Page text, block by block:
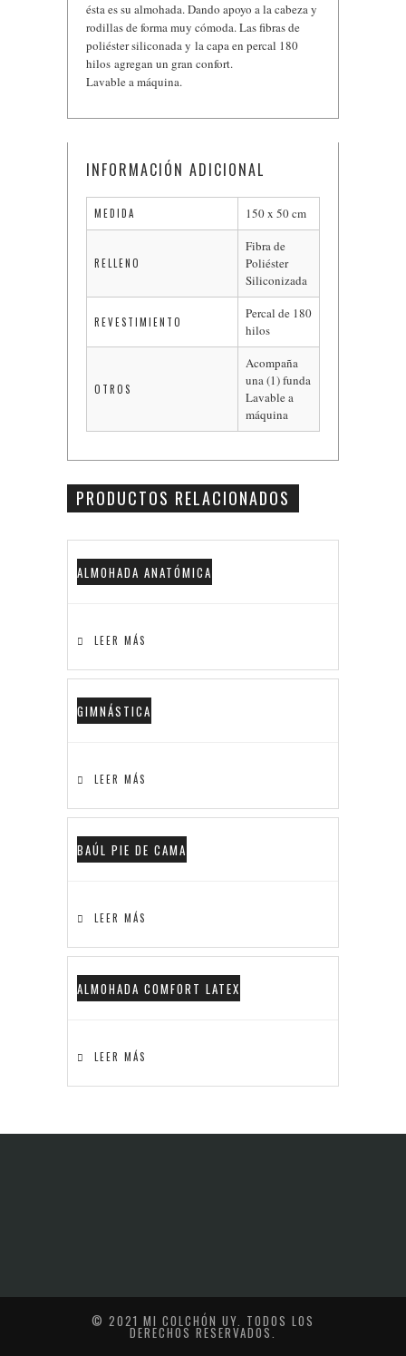
ésta es su almohada. Dando apoyo a la cabeza y
rodillas de forma muy cómoda. Las fibras de
poliéster siliconada y la capa en percal 180
hilos agregan un gran confort.
Lavable a máquina.
INFORMACIÓN ADICIONAL
MEDIDA 150 x 50 cm
RELLENO
Fibra de
Poliéster
Siliconizada
REVESTIMIENTO
Percal de 180
hilos
OTROS
Acompaña
una (1) funda
Lavable a
máquina
PRODUCTOS RELACIONADOS
ALMOHADA ANATÓMICA
LEER MÁS
GIMNÁSTICA
LEER MÁS
BAÚL PIE DE CAMA
LEER MÁS
ALMOHADA COMFORT LATEX
LEER MÁS
© 2021 MI COLCHÓN UY. TODOS LOS
DERECHOS RESERVADOS.